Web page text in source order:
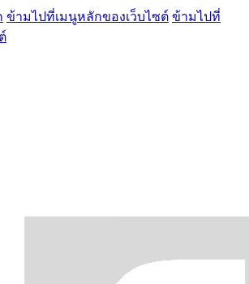
ข้ามไปที่เมนูหลักของเว็บไซต์ ข้ามไปที่